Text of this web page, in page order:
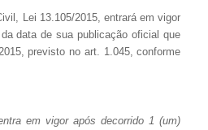
Lei 13.105/2015, entrará em vigor
data de sua publicação oficial que
previsto no art. 1.045, conforme
em vigor após decorrido 1 (um)